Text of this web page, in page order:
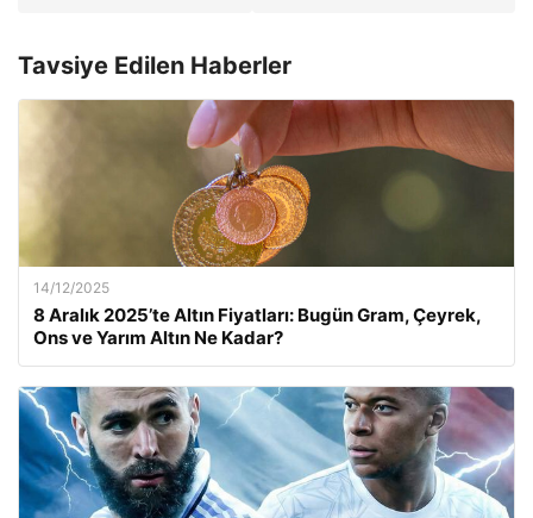
Tavsiye Edilen Haberler
14/12/2025
8 Aralık 2025’te Altın Fiyatları: Bugün Gram, Çeyrek,
Ons ve Yarım Altın Ne Kadar?